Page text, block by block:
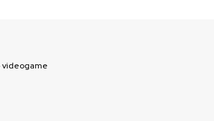
videogame